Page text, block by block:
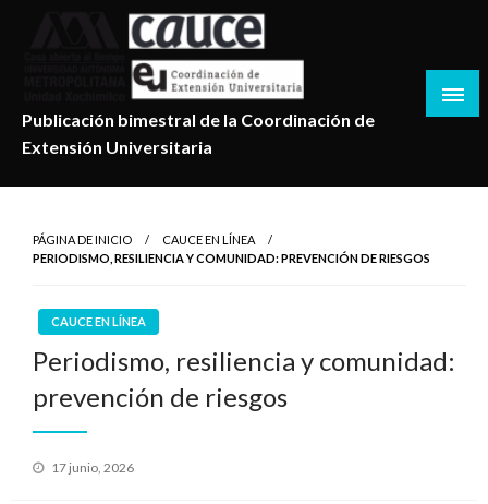
Publicación bimestral de la Coordinación de
Extensión Universitaria
PÁGINA DE INICIO
CAUCE EN LÍNEA
PERIODISMO, RESILIENCIA Y COMUNIDAD: PREVENCIÓN DE RIESGOS
CAUCE EN LÍNEA
Periodismo, resiliencia y comunidad:
prevención de riesgos
Publicado
17 junio, 2026